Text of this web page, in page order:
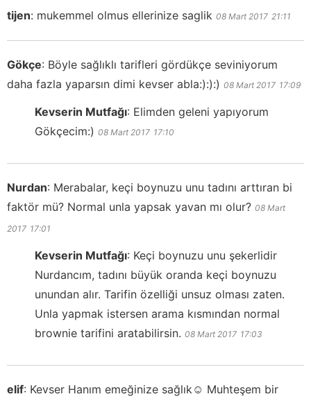
tijen: mukemmel olmus ellerinize saglik 08 Mart 2017 21:11
Gökçe: Böyle sağlıklı tarifleri gördükçe seviniyorum
daha fazla yaparsın dimi kevser abla:):):) 08 Mart 2017 17:09
Kevserin Mutfağı: Elimden geleni yapıyorum
Gökçecim:) 08 Mart 2017 17:10
Nurdan: Merabalar, keçi boynuzu unu tadını arttıran bi
faktör mü? Normal unla yapsak yavan mı olur? 08 Mart
2017 17:01
Kevserin Mutfağı: Keçi boynuzu unu şekerlidir
Nurdancım, tadını büyük oranda keçi boynuzu
unundan alır. Tarifin özelliği unsuz olması zaten.
Unla yapmak istersen arama kısmından normal
brownie tarifini aratabilirsin. 08 Mart 2017 17:03
elif: Kevser Hanım emeğinize sağlık☺️ Muhteşem bir